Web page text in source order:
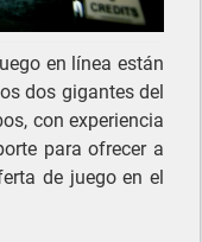
en línea están
dos gigantes del
con experiencia
para ofrecer a
de juego en el